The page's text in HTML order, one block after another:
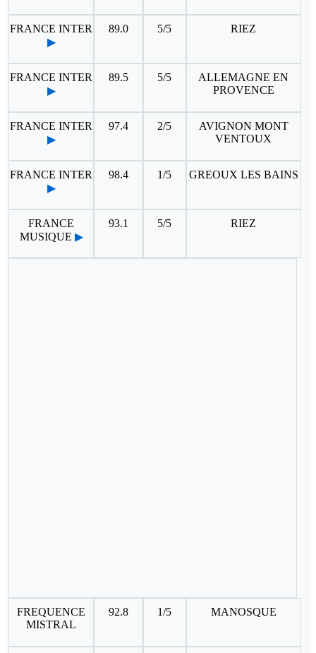
FRANCE INTER
▶
89.0 5/5 RIEZ
FRANCE INTER
▶
89.5 5/5
ALLEMAGNE EN
PROVENCE
FRANCE INTER
▶
97.4 2/5
AVIGNON MONT
VENTOUX
FRANCE INTER
▶
98.4 1/5 GREOUX LES BAINS
FRANCE
MUSIQUE ▶
93.1 5/5 RIEZ
FREQUENCE
MISTRAL
92.8 1/5 MANOSQUE